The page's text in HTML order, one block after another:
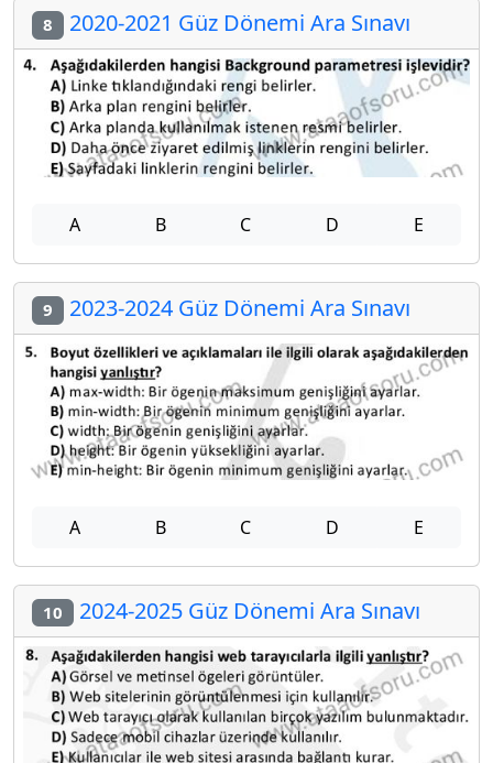
8 2020-2021 Güz Dönemi Ara Sınavı
A B C D E
9 2023-2024 Güz Dönemi Ara Sınavı
A B C D E
10 2024-2025 Güz Dönemi Ara Sınavı